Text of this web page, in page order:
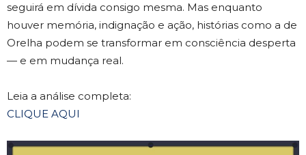
seguirá em dívida consigo mesma. Mas enquanto
houver memória, indignação e ação, histórias como a de
Orelha podem se transformar em consciência desperta
— e em mudança real.
Leia a análise completa:
CLIQUE AQUI